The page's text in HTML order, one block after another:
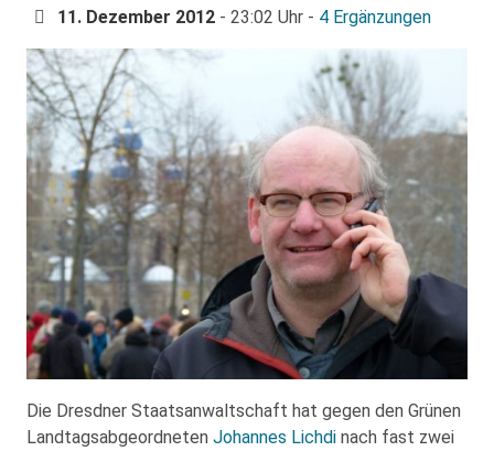
11. Dezember 2012 - 23:02 Uhr - 4 Ergänzungen
Die Dresdner Staatsanwaltschaft hat gegen den Grünen
Landtagsabgeordneten Johannes Lichdi nach fast zwei